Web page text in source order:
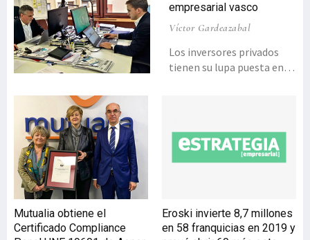
empresarial vasco
Víctor Gardeazabal
Los inversores privados
tienen su lupa puesta en
años, la firma vizcaína
Uplift ha cerrado varias
está en venta”, asegura
Peli Araluze, socio
Mutualia obtiene el
Certificado Compliance
Eroski invierte 8,7 millones
en 58 franquicias en 2019 y